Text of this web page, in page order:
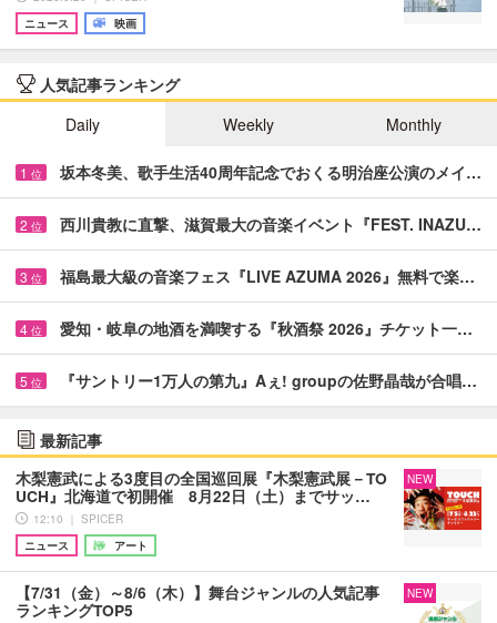
ニュース
映画
人気記事ランキング
Daily
Weekly Monthly
1 位 坂本冬美、歌手生活40周年記念でおくる明治座公演のメイ…
2 位 西川貴教に直撃、滋賀最大の音楽イベント『FEST. INAZU…
3 位 福島最大級の音楽フェス『LIVE AZUMA 2026』無料で楽…
4 位 愛知・岐阜の地酒を満喫する『秋酒祭 2026』チケット一…
5 位 『サントリー1万人の第九』Aぇ! groupの佐野晶哉が合唱…
最新記事
木梨憲武による3度目の全国巡回展『木梨憲武展－TO
UCH』北海道で初開催 8月22日（土）までサッ…
12:10 ｜ SPICER
ニュース
アート
NEW
【7/31（金）～8/6（木）】舞台ジャンルの人気記事
ランキングTOP5
NEW